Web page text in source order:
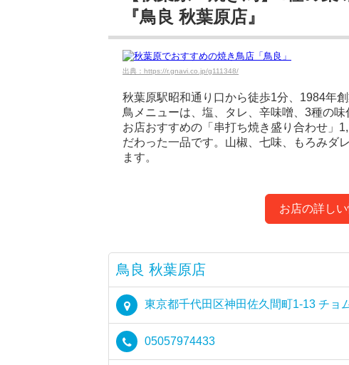
『鳥良 秋葉原店』
出典：https://r.gnavi.co.jp/g111348/
秋葉原駅昭和通り口から徒歩1分、1984年
鳥メニューは、塩、タレ、辛味噌、3種の味
お店おすすめの「串打ち焼き盛り合わせ」
だわった一品です。山椒、七味、もろみダ
ます。
お店の詳し
鳥良 秋葉原店
東京都千代田区神田佐久間町1-13 チョ
05057974433